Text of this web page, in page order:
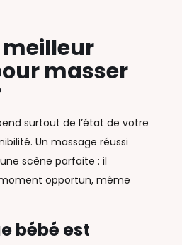
meilleur
masser
surtout de l’état de votre
Un massage réussi
scène parfaite : il
opportun, même
bébé est